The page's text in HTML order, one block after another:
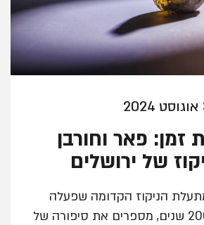
זמן: פאר וחורבן
של ירושלים
הניקוז הקדומה שפעלה
בירושלים לפני 2000 שנים, מספרים את סיפורה של